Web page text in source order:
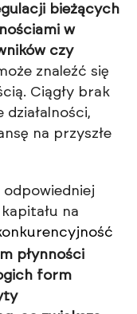
bieżących
w
czy
znaleźć się
Ciągły brak
na przyszłe
odpowiedniej
na
płynności
form